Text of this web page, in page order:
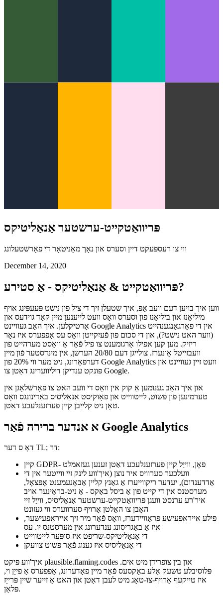
פּריוואַטקייט-ערשטער אַנאַליטיקס
December 14, 2020
פּריוואַטקייט & אַנאַליטיקס - אַ סטירע?
ווען איך בויען דעם וועב אַפּ, איך שטעלן זיך די ציל פון נישט פּעעפּינג אויף
מיליאַנז און ביליאַנז פון וסערס וואָס וועט לייענען מיין קאָד גוידעס און
אַרטיקלען. איך האָב געוויינט Google Analytics אין די פאַרגאַנגענהייט
(ווער האט נישט?), און די סכום פון פֿעיִקייטן וואָס עס אָפפערס איז נאָר
ריזיק. מען קען אפילו אַרגומענט צו פיל פֿאַר אַ וואַסט מערהייט פון
דערפאַרונג, ניט מער ווי 20% פון Google Analytics וועט זיין געוויינט און
פּונקט ענדיקן דיליווערינג דאַטן צו Google.
טערמינען פון פּשוט, לייטווייט און פאָוקיסט אַנאַליסיס באַדינונגס וואָס
טאָן ניט קלייַבן קיין פערזענלעכע דאַטן.
דאָ ס דער TL; דר:
קיין GDPR- פאָן, ווייַל קיין פערזענלעכע דאַטן זענען געזאמלט
וועלכער סערוויס איר נוצן (איך'ווע לינק זיי ווייטער אין די
אַדדענדום), יעדער ריקווייערז אַ גאַנץ קליין אַבאָנעמענט אָפּצאָל,
מערסטנס אין די קייט פון אַ ביסל באַקס - אַ ניט-בראַינער אויב
איר'רע ערנסט וועגן פּריוואַטקייט-ערשטער אַנאַליסיס, ווייַל זיי
האָבן צו האַלטן אַרויף סערווערס ווי געזונט
פילע אייראפעישע פּראַוויידערז, וואָס פֿאַר מיר זיך אייראפעישער,
די אַנאַליטיקס-שריפט איז סופּער לייטווייט
די אַנאַליסיס איז גענוג פֿאַר פּשוט צוועקן
איך'ווע פּיקט plausible.flaming.codes און בין צופרידן מיט אים.